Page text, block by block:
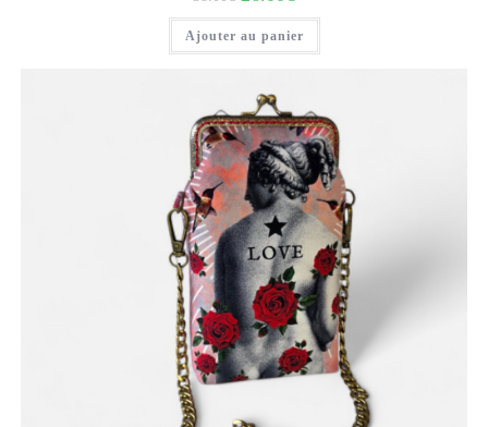
Ajouter au panier